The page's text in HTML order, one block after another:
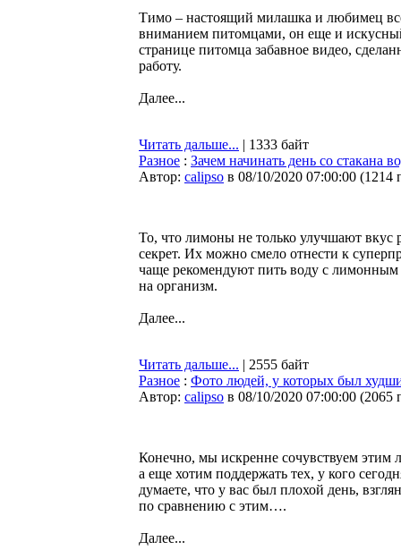
Тимо – настоящий милашка и любимец
вниманием питомцами, он еще и
странице питомца забавное видео,
работу.
Далее...
Читать дальше... | 1333 байт
Разное : Зачем начинать день со стакана
Автор: calipso в 08/10/2020 07:00:00 (1214
То, что лимоны не только улучшают вкус
секрет. Их можно смело отнести к
чаще рекомендуют пить воду с лимонным
на организм.
Далее...
Читать дальше... | 2555 байт
Разное : Фото людей, у которых был
Автор: calipso в 08/10/2020 07:00:00 (2065
Конечно, мы искренне сочувствуем
а еще хотим поддержать тех, у кого
думаете, что у вас был плохой день,
по сравнению с этим….
Далее...